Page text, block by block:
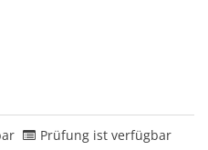
Prüfung ist verfügbar